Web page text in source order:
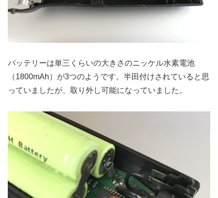
バッテリーは単三くらいの大きさのニッケル水素電池
（1800mAh）が3つのようです。半田付けされていると思
っていましたが、取り外し可能になっていました。